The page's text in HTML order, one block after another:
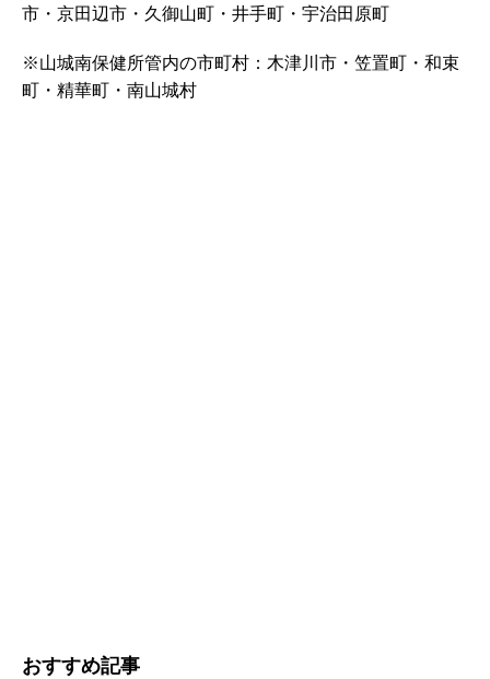
市・京田辺市・久御山町・井手町・宇治田原町
※山城南保健所管内の市町村：木津川市・笠置町・和束
町・精華町・南山城村
おすすめ記事